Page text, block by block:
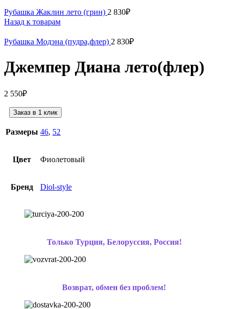
Рубашка Жаклин лето (грин) 2 830₽
Назад к товарам
Рубашка Модэна (пудра,флер) 2 830₽
Джемпер Диана лето(флер)
2 550₽
Заказ в 1 клик
Размеры 46, 52
Цвет Фиолетовый
Бренд Diol-style
Только Турция, Белоруссия, Россия!
Возврат, обмен без проблем!